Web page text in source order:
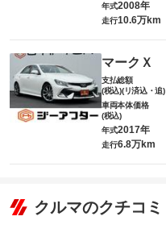
年式2008年
走行10.6万km
マークＸ
支払総額
(税込)(リ済込・追)
車両本体価格
(税込)
年式2017年
走行6.8万km
クルマのクチコミ